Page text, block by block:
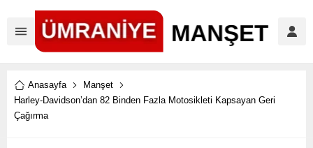
Anasayfa
Manşet
Harley-Davidson’dan 82 Binden Fazla Motosikleti Kapsayan Geri
Çağırma